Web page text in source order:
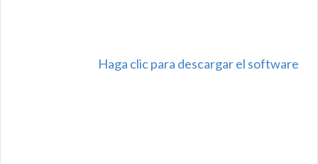
Haga clic para descargar el software